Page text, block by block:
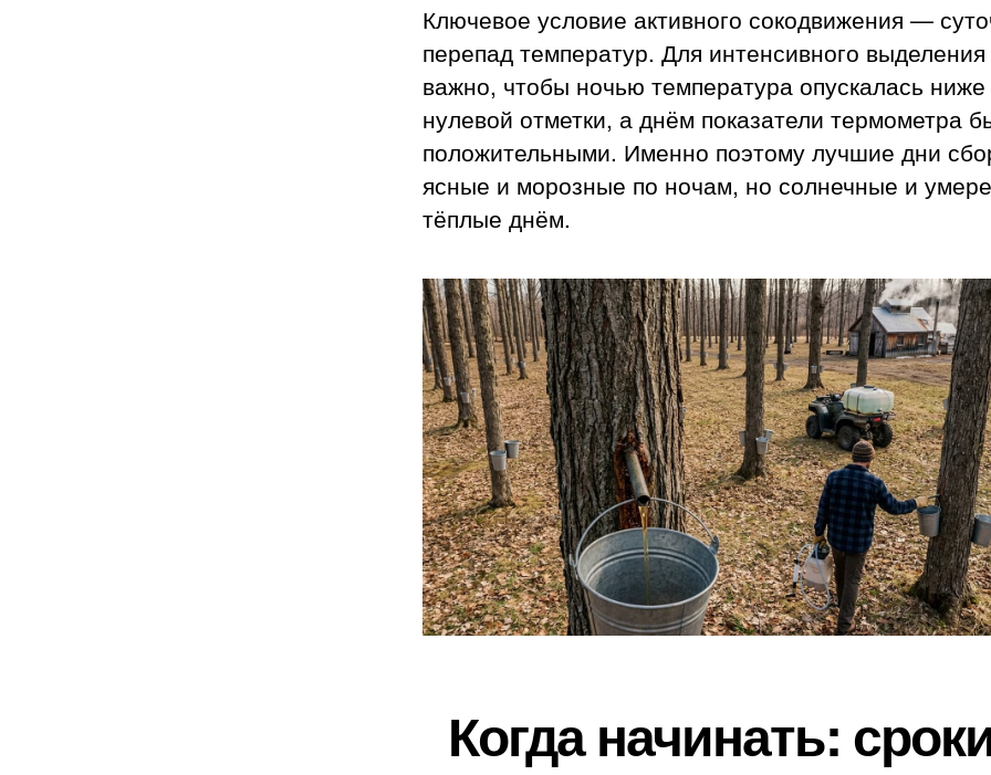
Ключевое условие активного сокодвижения —
перепад температур. Для интенсивного выделения
важно, чтобы ночью температура опускалась ниже
нулевой отметки, а днём показатели термометра
положительными. Именно поэтому лучшие дни
ясные и морозные по ночам, но солнечные и
тёплые днём.
Когда начинать: